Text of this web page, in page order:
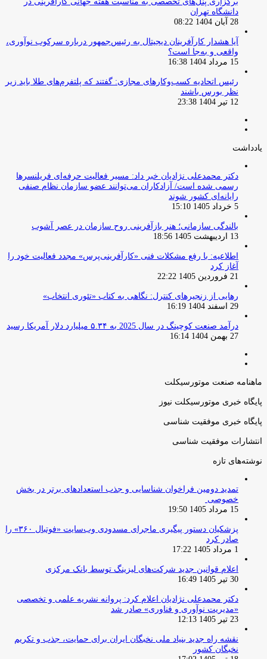
دانشگاه تهران
28 آبان 1404 08:22
آیا هشدار کارآفرینان دیجیتال به رئیس‌جمهور درباره سرکوب نوآوری،
واقعی و به‌جا است؟
15 مرداد 1404 16:38
‏رئیس اتحادیه کسب‌وکارهای مجازی: گفتند که پلتفرم‌های طلا باید زیر
نظر بورس باشند
12 تیر 1404 23:38
یادداشت
دکتر محمدعلی نژادیان خبر داد: مسیر فعالیت حرفه‌ای فریلنسرها
رسمی شده است/ آزادکاران می‌توانند عضو سازمان نظام صنفی
رایانه‌ای کشور شوند
5 خرداد 1405 15:10
بالندگی سازمانی؛ هنر بازآفرینی روح سازمان در عصر آشوب
13 اردیبهشت 1405 18:56
اطلاعیه: با رفع مشکلات فنی «کارآفرینی‌پرس» مجدد فعالیت خود را
آغاز کرد
21 فروردین 1405 22:22
رهایی از زنجیرهای کنترل: نگاهی به کتاب «تئوری انتخاب»
29 اسفند 1404 16:19
درآمد صنعت کوچینگ در سال 2025 به ۵.۳۴ میلیارد دلار آمریکا رسید
27 بهمن 1404 16:14
ماهنامه صنعت موتورسیکلت
پایگاه خبری موتورسیکلت نیوز
پایگاه خبری موفقیت شناسی
انتشارات موفقیت شناسی
نوشته‌های تازه
تمدید دومین فراخوان شناسایی و جذب استعدادهای برتر در بخش
خصوصی
15 مرداد 1405 19:50
پزشکیان دستور پیگیری ماجرای مسدودی وب‌سایت «فوتبال ۳۶۰» را
صادر کرد
1 مرداد 1405 17:22
اعلام قوانین جدید شرکت‌های لیزینگ توسط بانک مرکزی
30 تیر 1405 16:49
دکتر محمدعلی نژادیان اعلام کرد: پروانه نشریه علمی و تخصصی
«مدیریت نوآوری و فناوری» صادر شد
23 تیر 1405 12:13
نقشه راه جدید بنیاد ملی نخبگان ایران برای حمایت، جذب و تکریم
نخبگان کشور